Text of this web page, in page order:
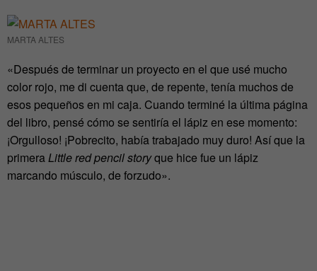
MARTA ALTES
«Después de terminar un proyecto en el que usé mucho
color rojo, me di cuenta que, de repente, tenía muchos de
esos pequeños en mi caja. Cuando terminé la última página
del libro, pensé cómo se sentiría el lápiz en ese momento:
¡Orgulloso! ¡Pobrecito, había trabajado muy duro! Así que la
primeraLittle red pencil storyque hice fue un lápiz
marcando músculo, de forzudo».